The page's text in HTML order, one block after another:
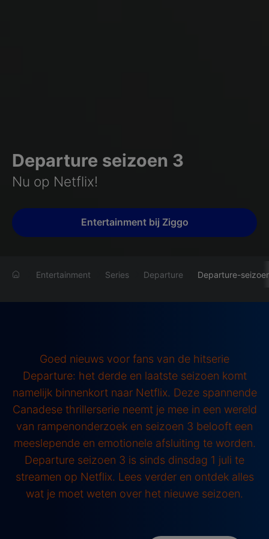
Departure seizoen 3
Nu op Netflix!
Entertainment bij Ziggo
Entertainment Series Departure Departure-
Goed nieuws voor fans van de hitserie
Departure: het derde en laatste seizoen komt
namelijk binnenkort naar Netflix. Deze spannende
Canadese thrillerserie neemt je mee in een wereld
van rampenonderzoek en seizoen 3 belooft een
meeslepende en emotionele afsluiting te worden.
Departure seizoen 3 is sinds dinsdag 1 juli te
streamen op Netflix. Lees verder en ontdek alles
wat je moet weten over het nieuwe seizoen.